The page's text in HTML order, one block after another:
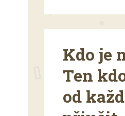
Kdo je
Ten
od